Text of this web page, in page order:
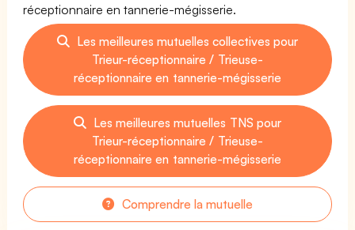
réceptionnaire en tannerie-mégisserie.
Les meilleures mutuelles collectives pour
Trieur-réceptionnaire / Trieuse-
réceptionnaire en tannerie-mégisserie
Les meilleures mutuelles TNS pour
Trieur-réceptionnaire / Trieuse-
réceptionnaire en tannerie-mégisserie
Comprendre la mutuelle